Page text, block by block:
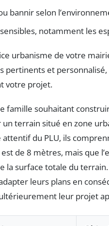
bannir selon
notamment les
urbanisme de votre
pertinents et
votre projet.
famille souhaitant
un terrain situé en zone
du PLU, ils
de 8 mètres, mais que
la surface totale du
leurs plans en
leur projet